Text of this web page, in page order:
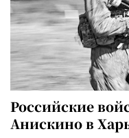
Российские
Анискино в